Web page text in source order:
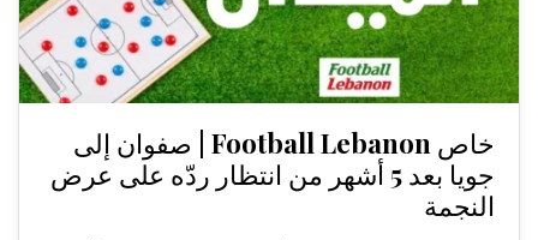
خاص Football Lebanon | صفوان إلى
جويا بعد 5 أشهر من انتظار ردّه على عرض
النجمة